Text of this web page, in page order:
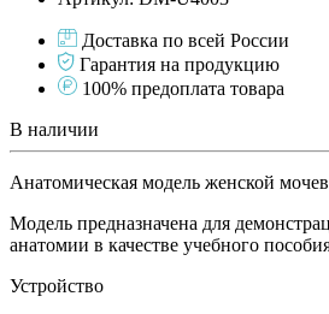
Доставка по всей России
Гарантия на продукцию
100% предоплата товара
В наличии
Анатомическая модель женской
Модель предназначена для
анатомии в качестве учебного
Устройство